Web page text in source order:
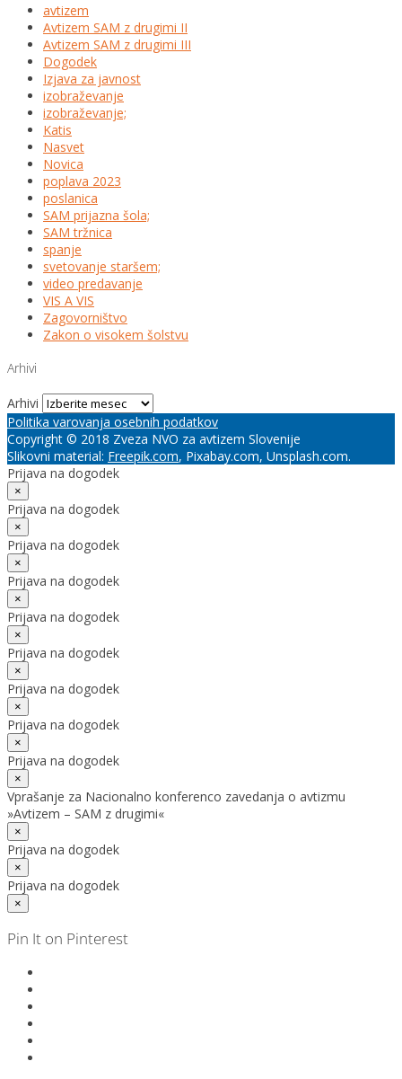
avtizem
Avtizem SAM z drugimi II
Avtizem SAM z drugimi III
Dogodek
Izjava za javnost
izobraževanje
izobraževanje;
Katis
Nasvet
Novica
poplava 2023
poslanica
SAM prijazna šola;
SAM tržnica
spanje
svetovanje staršem;
video predavanje
VIS A VIS
Zagovorništvo
Zakon o visokem šolstvu
Arhivi
Arhivi
Politika varovanja osebnih podatkov
Copyright © 2018 Zveza NVO za avtizem Slovenije
Slikovni material: Freepik.com, Pixabay.com, Unsplash.com.
Prijava na dogodek
×
Prijava na dogodek
×
Prijava na dogodek
×
Prijava na dogodek
×
Prijava na dogodek
×
Prijava na dogodek
×
Prijava na dogodek
×
Prijava na dogodek
×
Prijava na dogodek
×
Vprašanje za Nacionalno konferenco zavedanja o avtizmu
»Avtizem – SAM z drugimi«
×
Prijava na dogodek
×
Prijava na dogodek
×
Pin It on Pinterest